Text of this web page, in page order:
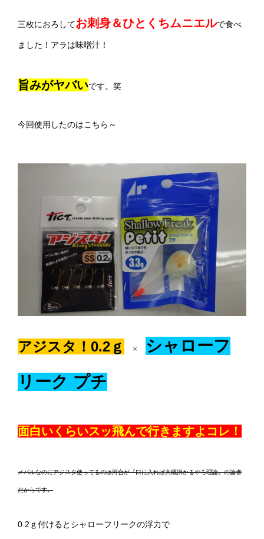
三枚におろしてお刺身＆ひとくちムニエルで食べ
ました！アラは味噌汁！
旨みがヤバいです。笑
今回使用したのはこちら～
アジスタ！0.2ｇ ×
シャローフ
リーク プチ
面白いくらいスッ飛んで行きますよコレ！
メバルなのにアジスタ使ってるのは河合が『口に入れば大概掛かるやろ理論』の論者
だからです。
0.2ｇ付けるとシャローフリークの浮力で